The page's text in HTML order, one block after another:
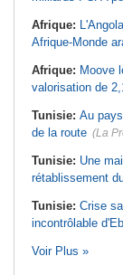
Afrique:
Afrique-Monde
Afrique: Moove
valorisation de
Tunisie: Au
de la route (La
Tunisie: Une
rétablissement
Tunisie: Crise
incontrôlable
Voir Plus »